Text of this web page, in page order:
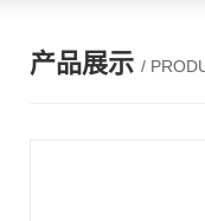
产品展示 /